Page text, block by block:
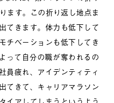
ます。この折り返し地点ま
てきます。体力も低下して
チベーションも低下してき
って自分の職が奪われるの
員疲れ、アイデンティティ
てきて、キャリアマラソン